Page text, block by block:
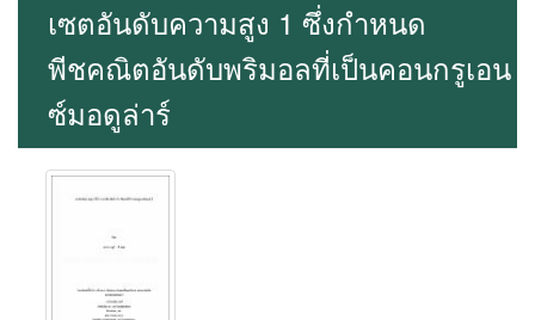
เซตอันดับความสูง 1 ซึ่งกำหนด
พีชคณิตอันดับพริมอลที่เป็นคอนกรูเอน
ซ์มอดูล่าร์